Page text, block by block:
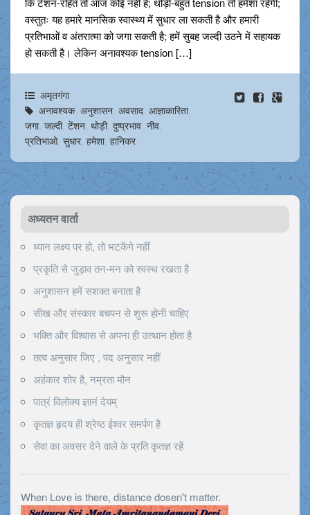
वस्तुतः यह हमारे मानसिक स्वास्थ्य में सुधार ला सकती है और हमारी
प्रतिभाओं व अंतरात्मा को जगा सकती है; हमें सुबह जल्दी उठने में सहायक
हो सकती है। लेकिन अनावश्यक tension […]
अमृतगंगा
अनावश्यक, अनुशासन, अवसाद, आज्ञाकारिता,
जगा, जल्दी, टेंशन, थोड़ी, दुष्प्रभाव, नीव,
प्रतिभाओ, सुधार, हमेशा, हानिकर
अध्यतन वार्ता
ध्यान लक्ष्य पर हो, तो भटकेंगे नहीं
प्रकृति से जुड़ाव तन-मन को स्वस्थ रखता है
अनुशासन हमें सशक्त बनाता है
सीख और संस्कार बचपन से शुरू होनी चाहिए
भक्ति और विश्वास से अपना ही उत्थान होता है
तत्व अनुसार जिए , पद अनुसार नहीं
अहंकार शोर है, नम्रता मौन
पात्रं विलोक्य ज्ञानं देयम्
कृतज्ञ हृदय ही श्रेष्ठ ईश्वर समर्पण है
सेवा का अवसर देने वाले के प्रति कृतज्ञ रहें
When Love is there, distance dosen't matter.